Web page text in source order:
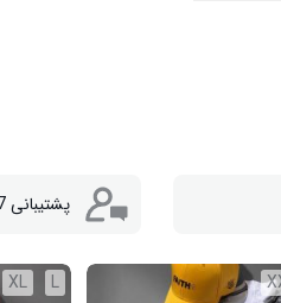
پشتیبانی 24/7
L
XL